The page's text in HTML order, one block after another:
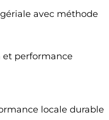
avec méthode
et performance
locale durable